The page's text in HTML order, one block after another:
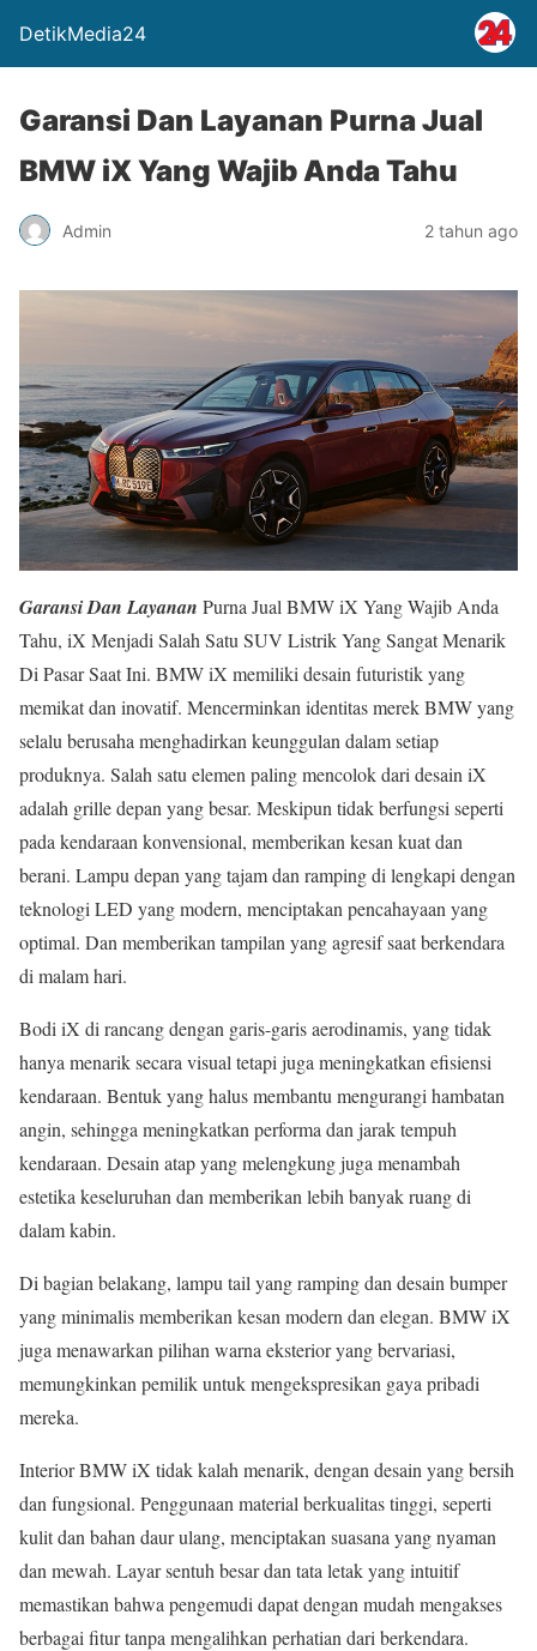
DetikMedia24
Garansi Dan Layanan Purna Jual
BMW iX Yang Wajib Anda Tahu
Admin 2 tahun ago
Garansi Dan Layanan Purna Jual BMW iX Yang Wajib Anda
Tahu, iX Menjadi Salah Satu SUV Listrik Yang Sangat Menarik
Di Pasar Saat Ini. BMW iX memiliki desain futuristik yang
memikat dan inovatif. Mencerminkan identitas merek BMW yang
selalu berusaha menghadirkan keunggulan dalam setiap
produknya. Salah satu elemen paling mencolok dari desain iX
adalah grille depan yang besar. Meskipun tidak berfungsi seperti
pada kendaraan konvensional, memberikan kesan kuat dan
berani. Lampu depan yang tajam dan ramping di lengkapi dengan
teknologi LED yang modern, menciptakan pencahayaan yang
optimal. Dan memberikan tampilan yang agresif saat berkendara
di malam hari.
Bodi iX di rancang dengan garis-garis aerodinamis, yang tidak
hanya menarik secara visual tetapi juga meningkatkan efisiensi
kendaraan. Bentuk yang halus membantu mengurangi hambatan
angin, sehingga meningkatkan performa dan jarak tempuh
kendaraan. Desain atap yang melengkung juga menambah
estetika keseluruhan dan memberikan lebih banyak ruang di
dalam kabin.
Di bagian belakang, lampu tail yang ramping dan desain bumper
yang minimalis memberikan kesan modern dan elegan. BMW iX
juga menawarkan pilihan warna eksterior yang bervariasi,
memungkinkan pemilik untuk mengekspresikan gaya pribadi
mereka.
Interior BMW iX tidak kalah menarik, dengan desain yang bersih
dan fungsional. Penggunaan material berkualitas tinggi, seperti
kulit dan bahan daur ulang, menciptakan suasana yang nyaman
dan mewah. Layar sentuh besar dan tata letak yang intuitif
memastikan bahwa pengemudi dapat dengan mudah mengakses
berbagai fitur tanpa mengalihkan perhatian dari berkendara.